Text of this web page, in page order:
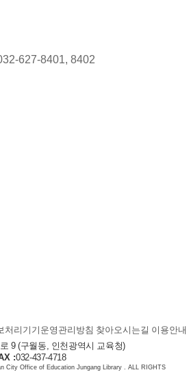
627-8401, 8402
처리기기운영관리방침 찾아오시는길 이용안내
9 (구월동, 인천광역시 교육청)
:032-437-4718
City Office of Education Jungang Library . ALL RIGHTS